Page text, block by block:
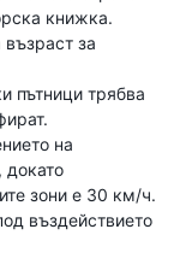
книжка.
за
пътници трябва
на
докато
зони е 30 км/ч.
въздействието